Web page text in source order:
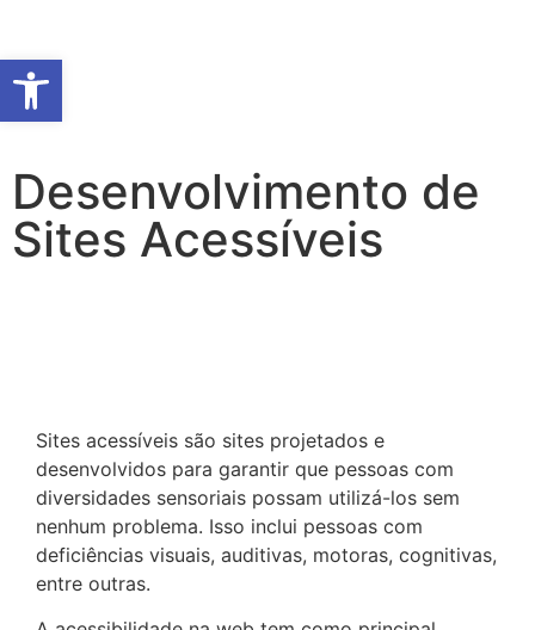
Desenvolvimento de
Sites Acessíveis
Sites acessíveis são sites projetados e
desenvolvidos para garantir que pessoas com
diversidades sensoriais possam utilizá-los sem
nenhum problema. Isso inclui pessoas com
deficiências visuais, auditivas, motoras, cognitivas,
entre outras.
Abrir a barra de ferramentas